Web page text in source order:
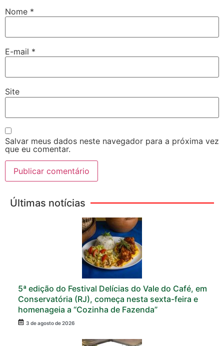
Nome *
E-mail *
Site
Salvar meus dados neste navegador para a próxima vez
que eu comentar.
Últimas notícias
5ª edição do Festival Delícias do Vale do Café, em
Conservatória (RJ), começa nesta sexta-feira e
homenageia a “Cozinha de Fazenda”
3 de agosto de 2026